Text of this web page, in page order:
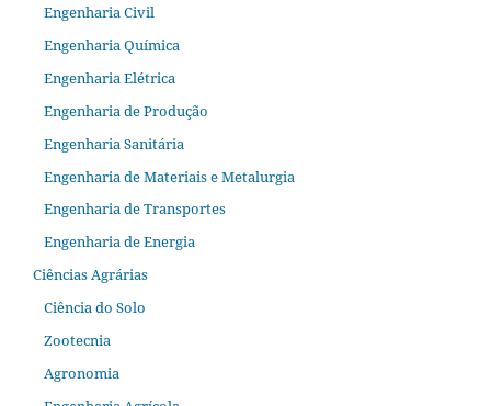
Engenharia Civil
Engenharia Química
Engenharia Elétrica
Engenharia de Produção
Engenharia Sanitária
Engenharia de Materiais e Metalurgia
Engenharia de Transportes
Engenharia de Energia
Ciências Agrárias
Ciência do Solo
Zootecnia
Agronomia